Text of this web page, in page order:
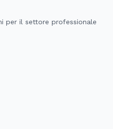
per il settore professionale